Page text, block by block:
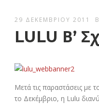
29 ΔΕΚΕΜΒΡΊΟΥ 2011
LULU Β’
Μετά τις παραστάσεις με
το Δεκέμβριο, η Lulu